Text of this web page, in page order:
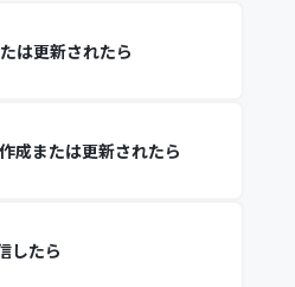
は更新されたら
成または更新されたら
したら